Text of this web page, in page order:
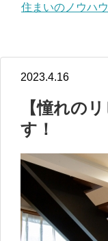
住まいのノウハウ
2023.4.16
【憧れの
す！